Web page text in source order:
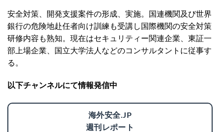
安全対策、開発支援案件の形成、実施。国連機関及び世界
銀行の危険地赴任者向け訓練も受講し国際機関の安全対策
研修内容も熟知。現在はセキュリティー関連企業、東証一
部上場企業、国立大学法人などのコンサルタントに従事す
る。
以下チャンネルにて情報発信中
海外安全.JP
週刊レポート